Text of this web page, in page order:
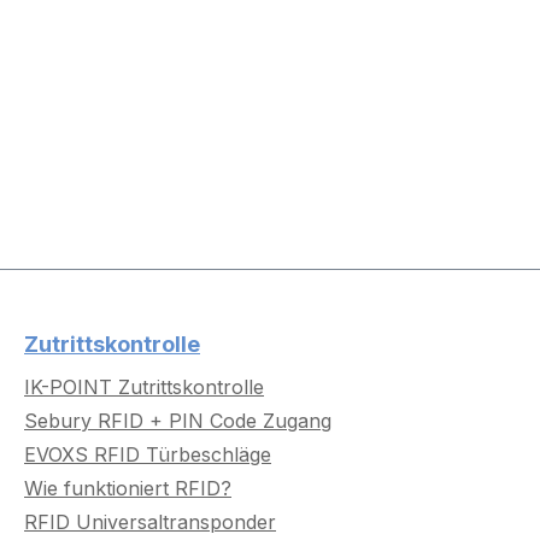
Zutrittskontrolle
IK-POINT Zutrittskontrolle
Sebury RFID + PIN Code Zugang
EVOXS RFID Türbeschläge
Wie funktioniert RFID?
RFID Universaltransponder